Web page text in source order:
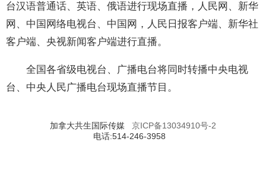
台汉语普通话、英语、俄语进行现场直播，人民网、新华
网、中国网络电视台、中国网，人民日报客户端、新华社
客户端、央视新闻客户端进行直播。
全国各省级电视台、广播电台将同时转播中央电视
台、中央人民广播电台现场直播节目。
加拿大共生国际传媒 京ICP备13034910号-2
电话:514-246-3958